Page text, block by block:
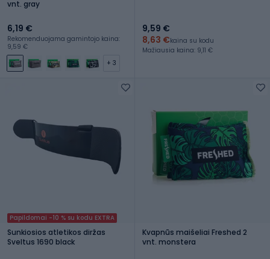
vnt. gray
6,19 €
Rekomenduojama gamintojo kaina:
9,59 €
+ 3
9,59 €
8,63 €kaina su kodu
Mažiausia kaina: 9,11 €
Papildomai -10 % su kodu EXTRA
Sunkiosios atletikos diržas
Sveltus 1690 black
Kvapnūs maišeliai Freshed 2
vnt. monstera